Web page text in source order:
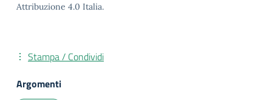
Attribuzione 4.0 Italia.
Stampa / Condividi
Argomenti